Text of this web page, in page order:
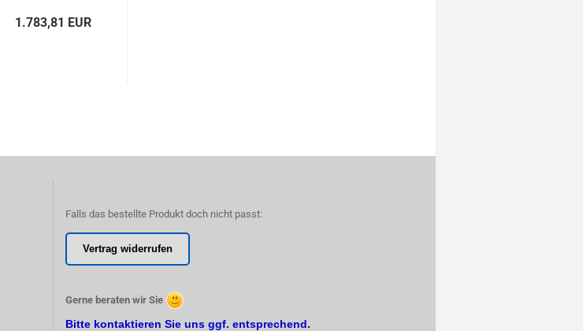
1.783,81 EUR
Falls das bestellte Produkt doch nicht passt:
Vertrag widerrufen
Gerne beraten wir Sie
Bitte kontaktieren Sie uns ggf. entsprechend.